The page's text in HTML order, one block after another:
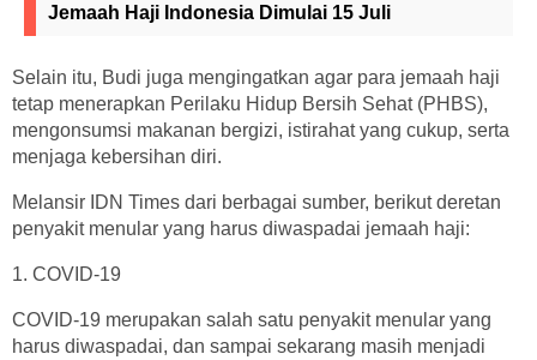
Jemaah Haji Indonesia Dimulai 15 Juli
Selain itu, Budi juga mengingatkan agar para jemaah haji
tetap menerapkan Perilaku Hidup Bersih Sehat (PHBS),
mengonsumsi makanan bergizi, istirahat yang cukup, serta
menjaga kebersihan diri.
Melansir IDN Times dari berbagai sumber, berikut deretan
penyakit menular yang harus diwaspadai jemaah haji:
1. COVID-19
COVID-19 merupakan salah satu penyakit menular yang
harus diwaspadai, dan sampai sekarang masih menjadi